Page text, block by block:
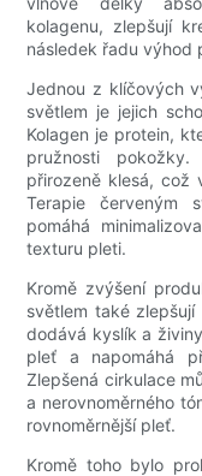
kolagenu, zlepšují
následek řadu výhod
Jednou z klíčových
světlem je jejich
Kolagen je protein,
pružnosti
přirozeně klesá, což
Terapie červeným
pomáhá
texturu pleti.
Kromě zvýšení
světlem také
dodává kyslík a
pleť a napomáhá
Zlepšená cirkulace
a nerovnoměrného
rovnoměrnější pleť.
Kromě toho bylo